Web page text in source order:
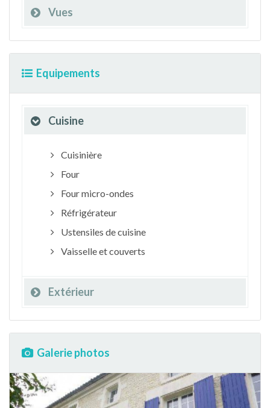
Vues
Equipements
Cuisine
Cuisinière
Four
Four micro-ondes
Réfrigérateur
Ustensiles de cuisine
Vaisselle et couverts
Extérieur
Galerie photos